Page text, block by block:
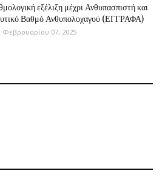
εξέλιξη μέχρι Ανθυπασπιστή και
Βαθμό Ανθυπολοχαγού (ΕΓΓΡΑΦΑ)
07, 2025